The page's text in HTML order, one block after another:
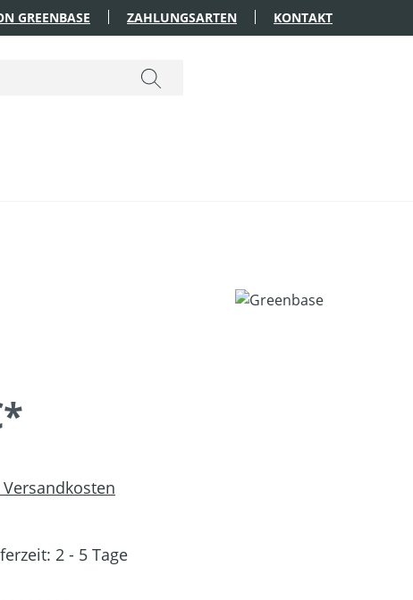
GREENBASE ZAHLUNGSARTEN KONTAKT
2 - 5 Tage